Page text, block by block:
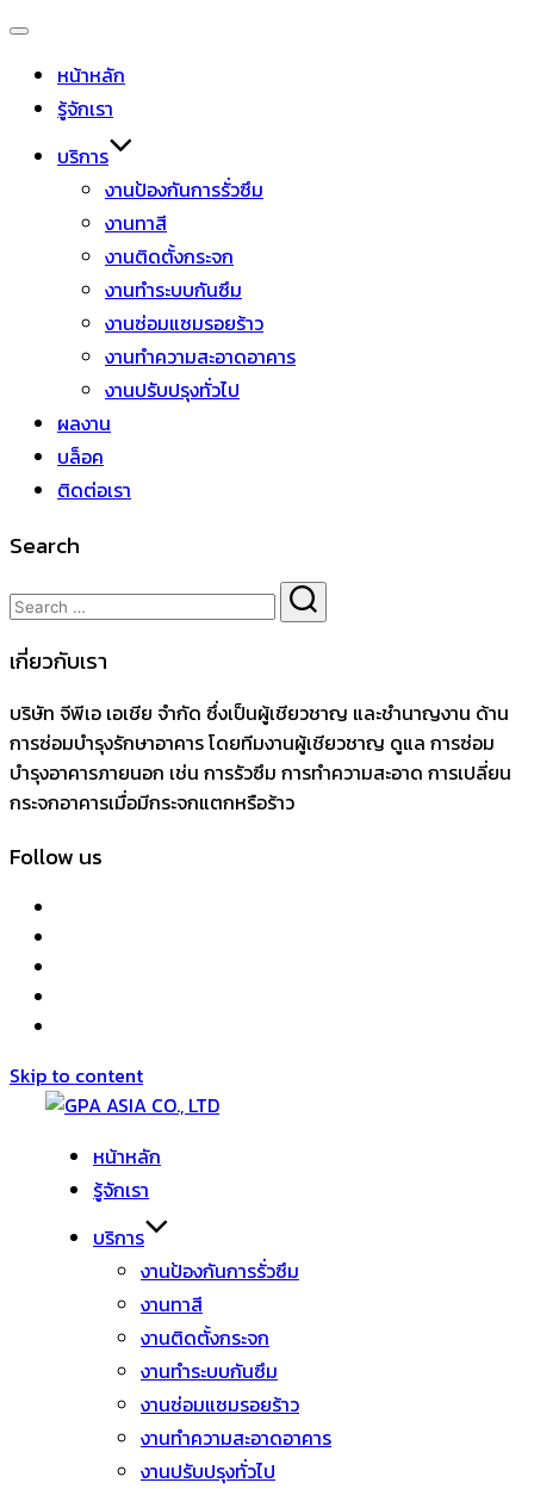
หน้าหลัก
รู้จักเรา
บริการ
งานป้องกันการรั่วซึม
งานทาสี
งานติดตั้งกระจก
งานทำระบบกันซึม
งานซ่อมแซมรอยร้าว
งานทำความสะอาดอาคาร
งานปรับปรุงทั่วไป
ผลงาน
บล็อค
ติดต่อเรา
Search
เกี่ยวกับเรา
บริษัท จีพีเอ เอเชีย จำกัด ซึ่งเป็นผู้เชียวชาญ และชำนาญงาน ด้าน
การซ่อมบำรุงรักษาอาคาร โดยทีมงานผู้เชียวชาญ ดูแล การซ่อม
บำรุงอาคารภายนอก เช่น การรัวซึม การทำความสะอาด การเปลี่ยน
กระจกอาคารเมื่อมีกระจกแตกหรือร้าว
Follow us
Skip to content
หน้าหลัก
รู้จักเรา
บริการ
งานป้องกันการรั่วซึม
งานทาสี
งานติดตั้งกระจก
งานทำระบบกันซึม
งานซ่อมแซมรอยร้าว
งานทำความสะอาดอาคาร
งานปรับปรุงทั่วไป